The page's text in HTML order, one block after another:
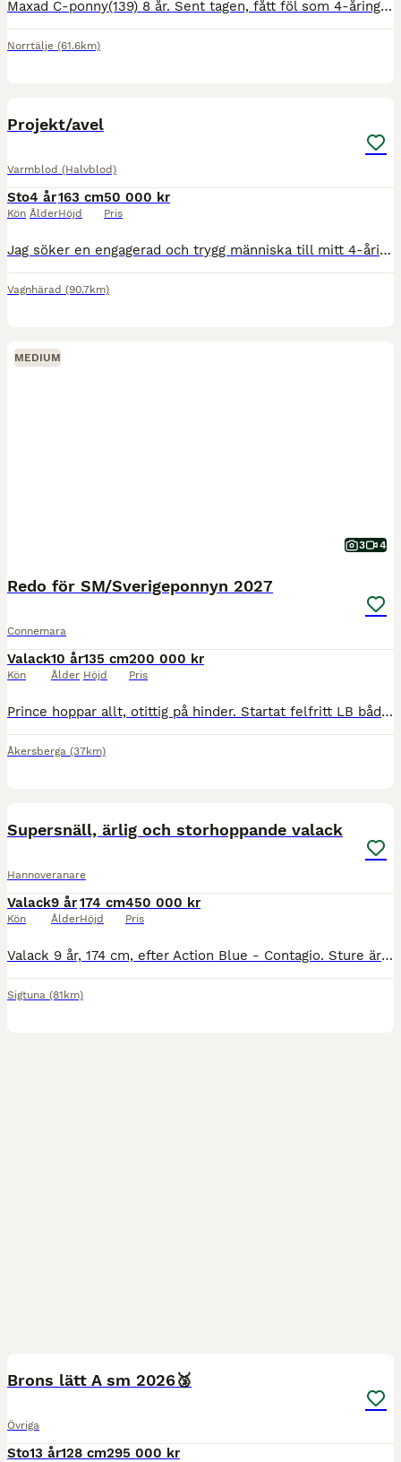
Maxad C-ponny(139) 8 år. Sent tagen, fått föl som 4-åring. Tävlad hoppning, felfritt LC, debuterat LB med godkänt resultat. Kapacitet för mer i hoppning men kapacitet för alla discipliner. Lätt i all
Norrtälje (61.6km)
Projekt/avel
Varmblod (Halvblod)
Sto
Kön
4 år
Ålder
163 cm
Höjd
50 000 kr
Pris
Jag söker en engagerad och trygg människa till mitt 4-åriga SWB-sto (Diero Lux N – Willibald), som fick Klass 1 i hoppning på sitt unghästtest. Hon är insutten och befinner sig i slutskedet av rehabi
Vagnhärad (90.7km)
MEDIUM
3 4
Redo för SM/Sverigeponnyn 2027
Connemara
Valack
Kön
10 år
Ålder
135 cm
Höjd
200 000 kr
Pris
Prince hoppar allt, otittig på hinder. Startat felfritt LB både i Sverige och tidigare på Irland. Tränar hemma 110 (MSVB) Varit i Sverige sedan 2024. Testat terräng och är modig och gör allt man ber h
Åkersberga (37km)
Supersnäll, ärlig och storhoppande valack
Hannoveranare
Valack
Kön
9 år
Ålder
174 cm
Höjd
450 000 kr
Pris
Valack 9 år, 174 cm, efter Action Blue - Contagio. Sture är en mycket snäll och pålitlig häst med mycket kapacitet. Bra att rida varje dag, jättetrygg på tävling och fungerar med klippning, uteritt os
Sigtuna (81km)
Brons lätt A sm 2026🥉
Övriga
Sto13 år128 cm295 000 kr